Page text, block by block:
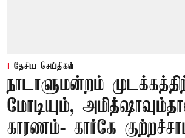
தேசிய செய்திகள்
நாடாளுமன்றம்
மோடியும்,
காரணம்- கார்கே